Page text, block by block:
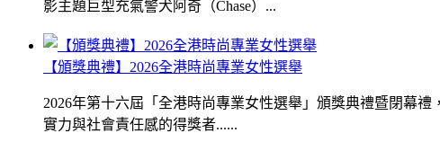
影主題巨型充氣警犬阿奇（Chase）...
【頒獎典禮】2026全港時尚專業女性選舉
2026年第十六屆「全港時尚專業女性選舉」頒獎典禮暨閉幕
實力與社會責任感的得獎者......